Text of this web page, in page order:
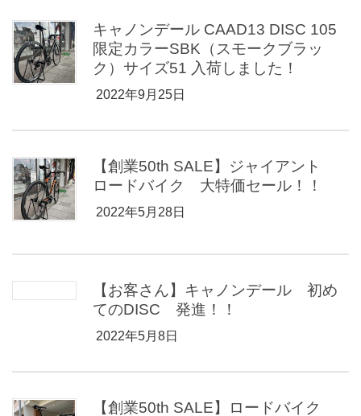
キャノンデール CAAD13 DISC 105
限定カラーSBK（スモークブラッ
ク）サイズ51 入荷しました！
2022年9月25日
【創業50th SALE】ジャイアント
ロードバイク 大特価セール！！
2022年5月28日
【お客さん】キャノンデール 初め
てのDISC 発進！！
2022年5月8日
【創業50th SALE】ロードバイク